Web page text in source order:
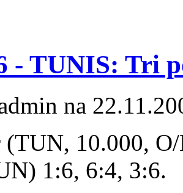
- TUNIS: Tri
na
(TUN, 10.000,
1:6, 6:4, 3:6.